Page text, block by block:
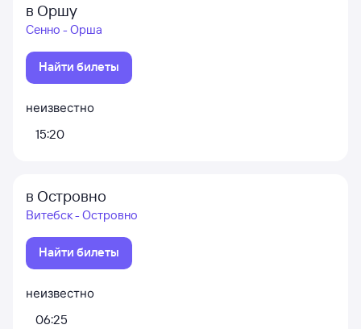
в Оршу
Сенно - Орша
Найти билеты
неизвестно
15:20
в Островно
Витебск - Островно
Найти билеты
неизвестно
06:25